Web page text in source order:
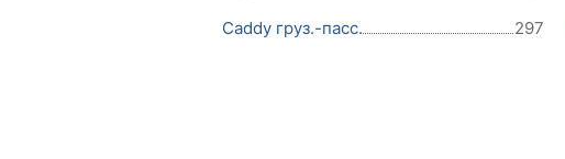
Caddy груз.-пасс.
297